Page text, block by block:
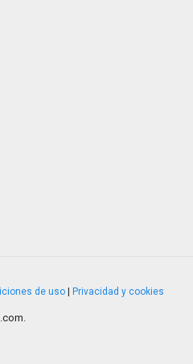
de uso Privacidad y cookies